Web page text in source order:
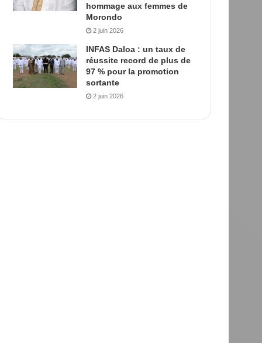
hommage aux femmes de
Morondo
2 juin 2026
INFAS Daloa : un taux de
réussite record de plus de
97 % pour la promotion
sortante
2 juin 2026